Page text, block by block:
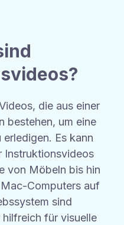
die aus einer
bestehen, um eine
Es kann
Instruktionsvideos
von Möbeln bis hin
Computers auf
sind
für visuelle